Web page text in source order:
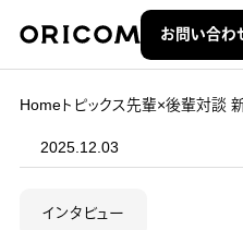
株式会社オリコムお問い合わ
Homeトピックス先輩×後輩対談
2025.12.03
インタビュー